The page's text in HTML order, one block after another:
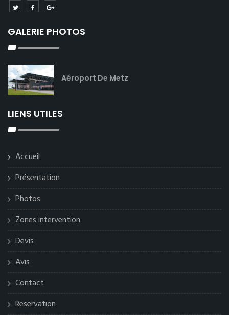
GALERIE PHOTOS
Aéroport De Metz
LIENS UTILES
Accueil
Présentation
Photos
Zones intervention
Devis
Avis
Contact
Reservation